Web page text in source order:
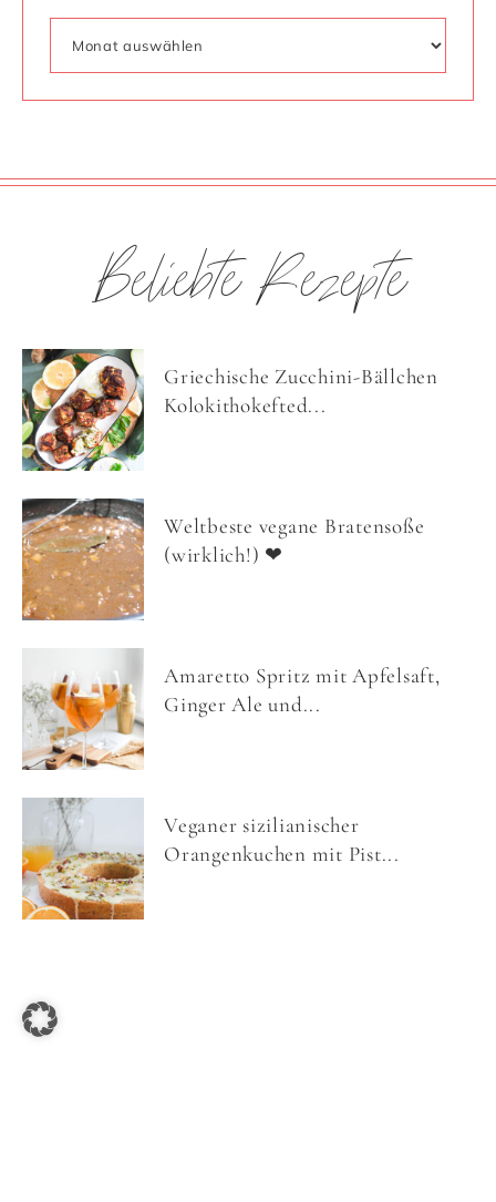
Beliebte Rezepte
Griechische Zucchini-Bällchen
Kolokithokefted...
Weltbeste vegane Bratensoße
(wirklich!) ❤
Amaretto Spritz mit Apfelsaft,
Ginger Ale und...
Veganer sizilianischer
Orangenkuchen mit Pist...